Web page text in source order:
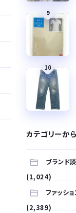
9
10
カテゴリーか
ブランド
(1,024)
ファッシ
(2,389)